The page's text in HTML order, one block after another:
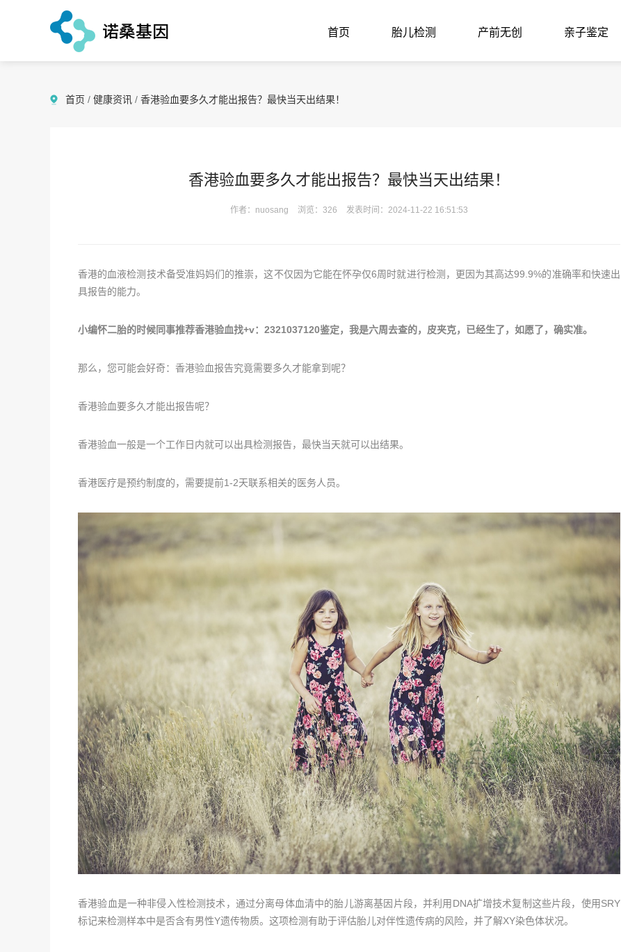
首页 胎儿检测 产前无创 亲子鉴定
首页 / 健康资讯 / 香港验血要多久才能出报告？最快当天出结果！
香港验血要多久才能出报告？最快当天出结果！
作者：nuosang 浏览：326 发表时间：2024-11-22 16:51:53
香港的血液检测技术备受准妈妈们的推崇，这不仅因为它能在怀孕仅6周时就进行检测，更因为其高达99.9%的准确率和快速出
具报告的能力。
小编怀二胎的时候同事推荐香港验血找+v：2321037120鉴定，我是六周去查的，皮夹克，已经生了，如愿了，确实准。
那么，您可能会好奇：香港验血报告究竟需要多久才能拿到呢？
香港验血要多久才能出报告呢？
香港验血一般是一个工作日内就可以出具检测报告，最快当天就可以出结果。
香港医疗是预约制度的，需要提前1-2天联系相关的医务人员。
香港验血是一种非侵入性检测技术，通过分离母体血清中的胎儿游离基因片段，并利用DNA扩增技术复制这些片段，使用SRY
标记来检测样本中是否含有男性Y遗传物质。这项检测有助于评估胎儿对伴性遗传病的风险，并了解XY染色体状况。